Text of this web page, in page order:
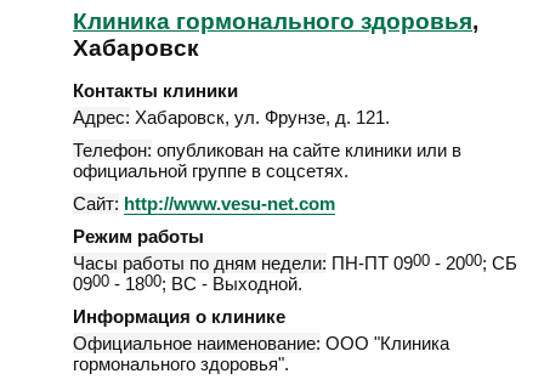
Клиника гормонального здоровья,
Хабаровск
Контакты клиники
Адрес: Хабаровск, ул. Фрунзе, д. 121.
Телефон: опубликован на сайте клиники или в
официальной группе в соцсетях.
Сайт: http://www.vesu-net.com
Режим работы
Часы работы по дням недели: ПН-ПТ 0900 - 2000; СБ
0900 - 1800; ВС - Выходной.
Информация о клинике
Официальное наименование: ООО "Клиника
гормонального здоровья".